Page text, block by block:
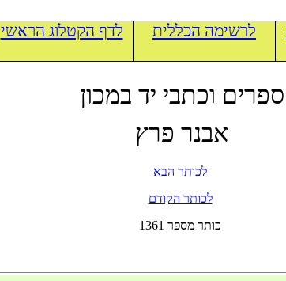
לרשימה הכללית לדף הקטלוג הראשי
ספרים וכתבי יד במכון
אבנר פרץ
לכותר הבא
לכותר הקודם
1361 כותר מספר